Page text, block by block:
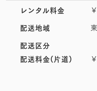
レンタル料金
配送地域
配送区分
配送料金(片道)